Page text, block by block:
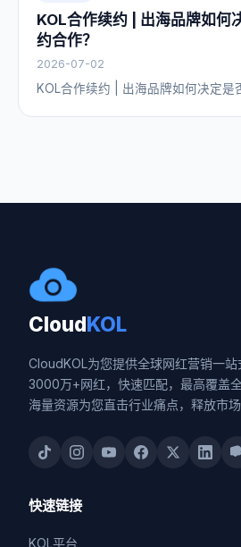
KOL合作续约 | 出海品牌如何
约合作？
2026-07-02
KOL合作续约 | 出海品牌如何决定是
CloudKOL
CloudKOL为您提供全球网红营销一站
3000万+网红，快速匹配，最高覆盖全
海量资源为您直击行业痛点，释放市场
快速链接
KOL平台